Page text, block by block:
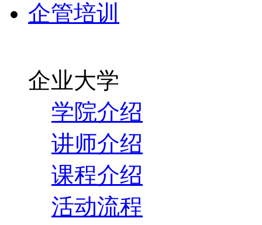
企管培训
企业大学
学院介绍
讲师介绍
课程介绍
活动流程